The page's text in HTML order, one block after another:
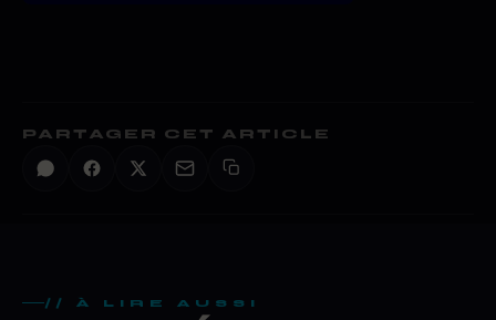
PARTAGER CET ARTICLE
// À LIRE AUSSI